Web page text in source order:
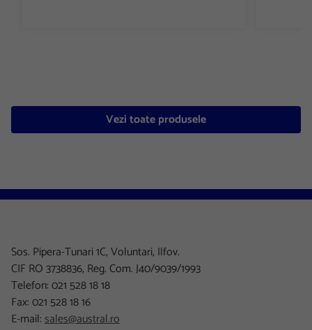
Vezi toate produsele
Sos. Pipera-Tunari 1C, Voluntari, Ilfov.
CIF RO 3738836, Reg. Com. J40/9039/1993
Telefon: 021 528 18 18
Fax: 021 528 18 16
E-mail:sales@austral.ro